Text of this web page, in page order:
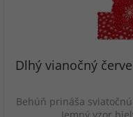
Dlhý vianočný
Behúň prináša